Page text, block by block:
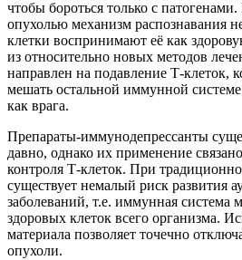
чтобы бороться только с
опухолью механизм распознавания
клетки воспринимают её как
из относительно новых методов
направлен на подавление Т-клеток,
мешать остальной иммунной
как врага.
Препараты-иммунодепрессанты
давно, однако их применение
контроля Т-клеток. При
существует немалый риск развития
заболеваний, т.е. иммунная система
здоровых клеток всего организма.
материала позволяет точечно
опухоли.